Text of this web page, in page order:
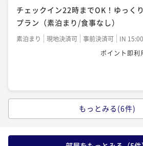
二食付き 現地決済可 事前決済可
IN
ポイント即利
【家族旅行応援】小学生以下半額！
心！プチ特典付『特選会席』ファミ
二食付き 現地決済可 事前決済可
IN
ポイント即利
国産牛ミニステーキ等『特選会席』
ラン（2食付）
二食付き 現地決済可 事前決済可
IN
チェックイン22時までOK！ゆっく
プラン（素泊まり/食事なし）
素泊まり 現地決済可 事前決済可
IN
ポイント即利
夕食はご自由に！日田グルメを楽し
現地決済可 事前決済可
IN
もっとみる(6件)